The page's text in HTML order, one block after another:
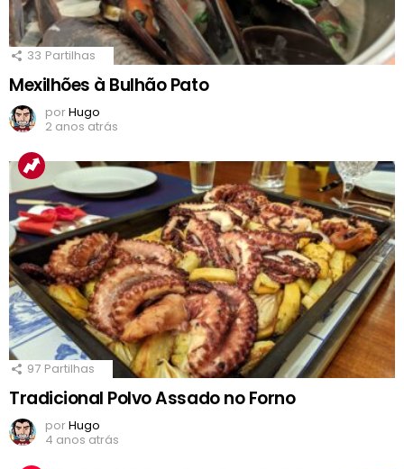
33 Partilhas
Mexilhões à Bulhão Pato
porHugo
2 anos atrás
97 Partilhas
Tradicional Polvo Assado no Forno
porHugo
4 anos atrás